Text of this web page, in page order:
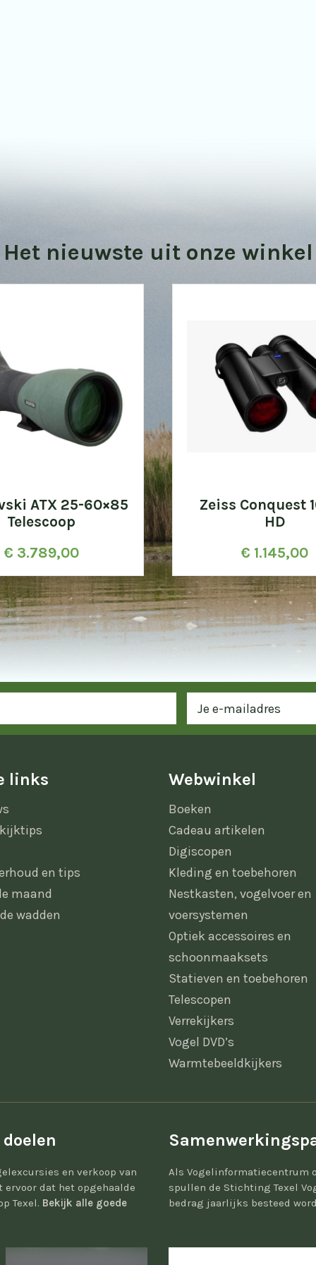
Het nieuwste uit onze winkel
ATX 25-60×85
Telescoop
€ 3.789,00
Zeiss Conquest
HD
€ 1.145,00
links
en tips
maand
wadden
Webwinkel
Boeken
Cadeau artikelen
Digiscopen
Kleding en toebehoren
Nestkasten, vogelvoer en
voersystemen
Optiek accessoires en
schoonmaaksets
Statieven en toebehoren
Telescopen
Verrekijkers
Vogel DVD’s
Warmtebeeldkijkers
en verkoop van
dat het opgehaalde
Texel. Bekijk alle goede
Als Vogelinformatiecentrum
spullen de Stichting Texel
bedrag jaarlijks besteed